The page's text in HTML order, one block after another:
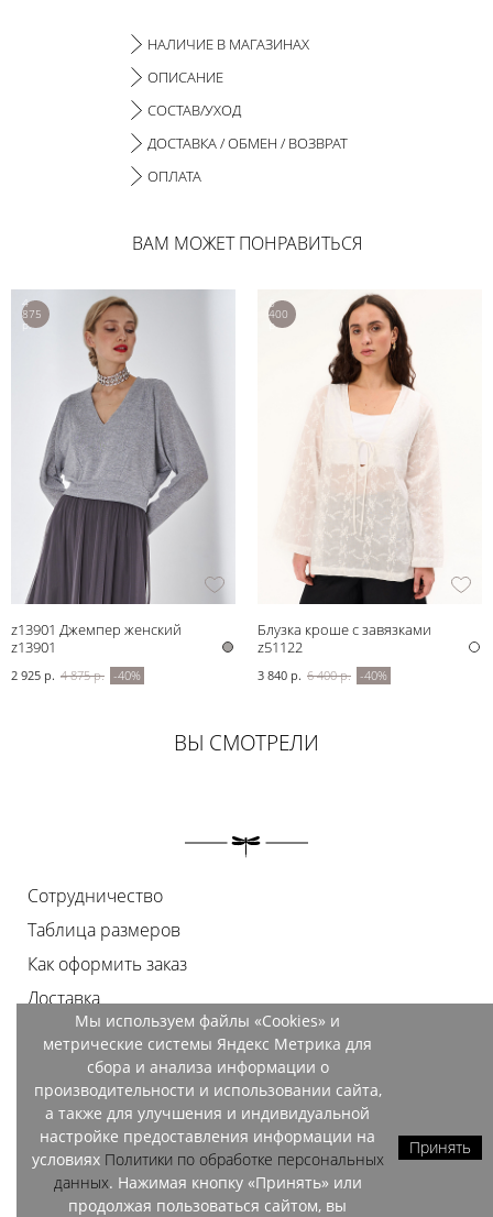
НАЛИЧИЕ В МАГАЗИНАХ
ОПИСАНИЕ
СОСТАВ/УХОД
ДОСТАВКА / ОБМЕН / ВОЗВРАТ
ОПЛАТА
ВАМ МОЖЕТ ПОНРАВИТЬСЯ
4
875
р.
z13901 Джемпер женский
z13901
2 925 р. 4 875 р. -40%
6
400
р.
Блузка кроше с завязками
z51122
3 840 р. 6 400 р. -40%
ВЫ СМОТРЕЛИ
Сотрудничество
Таблица размеров
Как оформить заказ
Доставка
Оплата
Возврат
Документы
Контакты
Магазины
Мы используем файлы «Cookies» и
метрические системы Яндекс Метрика для
сбора и анализа информации о
производительности и использовании сайта,
а также для улучшения и индивидуальной
настройке предоставления информации на
условиях Политики по обработке персональных
данных. Нажимая кнопку «Принять» или
продолжая пользоваться сайтом, вы
Принять